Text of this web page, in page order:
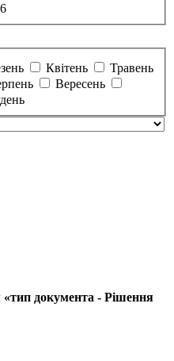
Квітень
Травень
Вересень
«тип документа - Рішення